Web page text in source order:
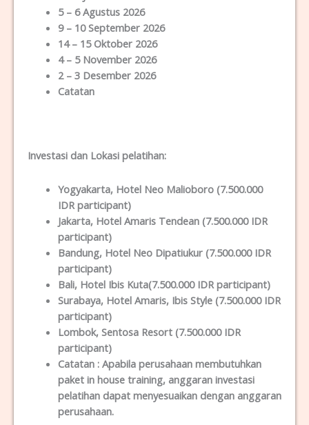
5 – 6 Agustus 2026
9 – 10 September 2026
14 – 15 Oktober 2026
4 – 5 November 2026
2 – 3 Desember 2026
Catatan
Investasi dan Lokasi pelatihan:
Yogyakarta, Hotel Neo Malioboro (7.500.000
IDR participant)
Jakarta, Hotel Amaris Tendean (7.500.000 IDR
participant)
Bandung, Hotel Neo Dipatiukur (7.500.000 IDR
participant)
Bali, Hotel Ibis Kuta(7.500.000 IDR participant)
Surabaya, Hotel Amaris, Ibis Style (7.500.000 IDR
participant)
Lombok, Sentosa Resort (7.500.000 IDR
participant)
Catatan :Apabila perusahaan membutuhkan
paket in house training, anggaran investasi
pelatihan dapat menyesuaikan dengan anggaran
perusahaan.